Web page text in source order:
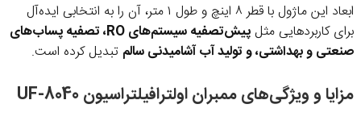
ابعاد این ماژول با قطر ۸ اینچ و طول ۱ متر، آن را به انتخابی ایده‌آل
برای کاربردهایی مثل
پیش‌تصفیه سیستم‌های RO، تصفیه پساب‌های
صنعتی و بهداشتی، و تولید آب آشامیدنی سالم تبدیل کرده است.
مزایا و ویژگی‌های ممبران اولترافیلتراسیون UF-8040